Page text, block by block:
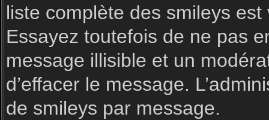
liste complète des smileys
Essayez toutefois de ne pas
message illisible et un
d’effacer le message.
de smileys par message.